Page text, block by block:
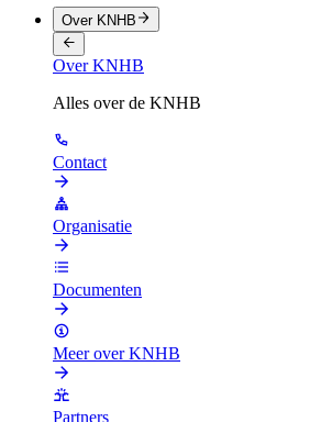
Over KNHB
Over KNHB
Alles over de KNHB
Contact
Organisatie
Documenten
Meer over KNHB
Partners